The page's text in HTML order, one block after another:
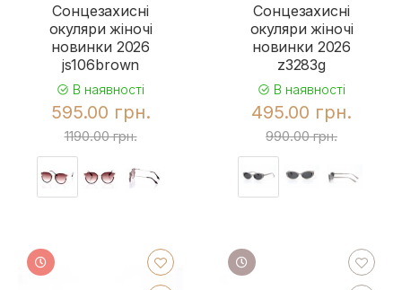
Сонцезахисні
окуляри жіночі
новинки 2026
js106brown
В наявності
595.00 грн.
1190.00 грн.
Сонцезахисні
окуляри жіночі
новинки 2026
z3283g
В наявності
495.00 грн.
990.00 грн.